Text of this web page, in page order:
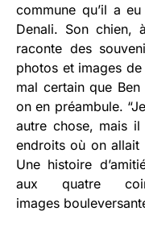
commune qu’il a
Denali. Son chien,
raconte des
photos et images
mal certain que
on en préambule.
autre chose, mais il
endroits où on allait
Une histoire
aux quatre
images